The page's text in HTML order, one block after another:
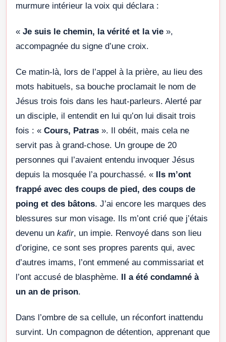
murmure intérieur la voix qui déclara :
« Je suis le chemin, la vérité et la vie »,
accompagnée du signe d’une croix.
Ce matin-là, lors de l’appel à la prière, au lieu des
mots habituels, sa bouche proclamait le nom de
Jésus trois fois dans les haut-parleurs. Alerté par
un disciple, il entendit en lui qu’on lui disait trois
fois : « Cours, Patras ». Il obéit, mais cela ne
servit pas à grand-chose. Un groupe de 20
personnes qui l’avaient entendu invoquer Jésus
depuis la mosquée l’a pourchassé. « Ils m’ont
frappé avec des coups de pied, des coups de
poing et des bâtons. J’ai encore les marques des
blessures sur mon visage. Ils m’ont crié que j’étais
devenu un kafir, un impie. Renvoyé dans son lieu
d’origine, ce sont ses propres parents qui, avec
d’autres imams, l’ont emmené au commissariat et
l’ont accusé de blasphème. Il a été condamné à
un an de prison.
Dans l’ombre de sa cellule, un réconfort inattendu
survint. Un compagnon de détention, apprenant que